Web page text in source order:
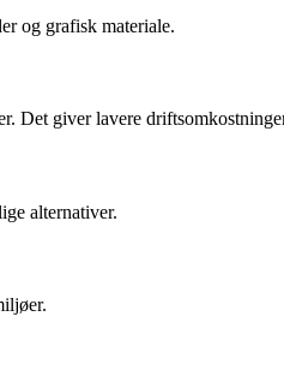
og grafisk materiale.
Det giver lavere
alternativer.